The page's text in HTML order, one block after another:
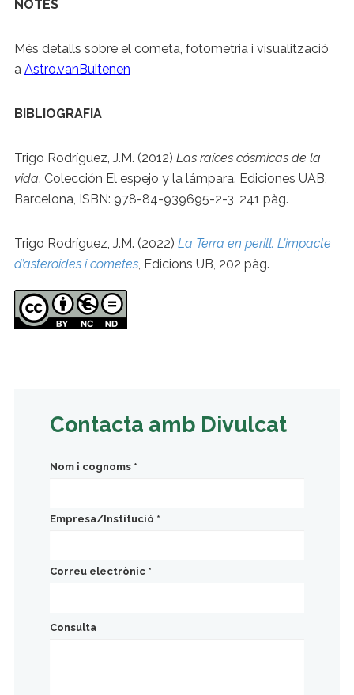
NOTES
Més detalls sobre el cometa, fotometria i visualització
a Astro.vanBuitenen
BIBLIOGRAFIA
Trigo Rodríguez, J.M. (2012) Las raíces cósmicas de la
vida. Colección El espejo y la lámpara. Ediciones UAB,
Barcelona, ISBN: 978-84-939695-2-3, 241 pàg.
Trigo Rodríguez, J.M. (2022) La Terra en perill. L’impacte
d’asteroides i cometes, Edicions UB, 202 pàg.
Contacta amb Divulcat
Nom i cognoms *
Empresa/Institució *
Correu electrònic *
Consulta